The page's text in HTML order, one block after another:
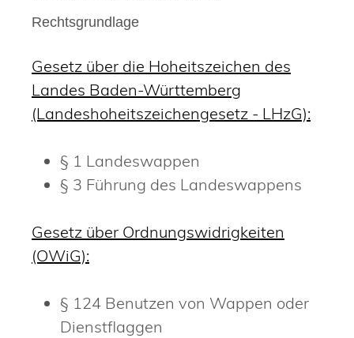
Rechtsgrundlage
Gesetz über die Hoheitszeichen des
Landes Baden-Württemberg
(Landeshoheitszeichengesetz - LHzG):
§ 1 Landeswappen
§ 3 Führung des Landeswappens
Gesetz über Ordnungswidrigkeiten
(OWiG):
§ 124 Benutzen von Wappen oder
Dienstflaggen